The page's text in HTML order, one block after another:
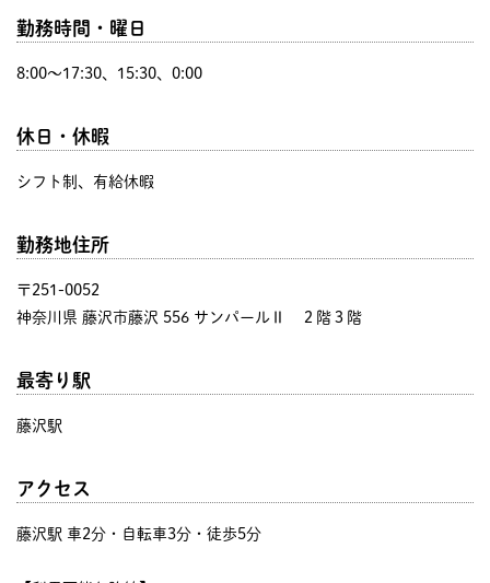
勤務時間・曜日
8:00〜17:30、15:30、0:00
休日・休暇
シフト制、有給休暇
勤務地住所
〒251-0052
神奈川県 藤沢市藤沢 556 サンパールⅡ ２階３階
最寄り駅
藤沢駅
アクセス
藤沢駅 車2分・自転車3分・徒歩5分